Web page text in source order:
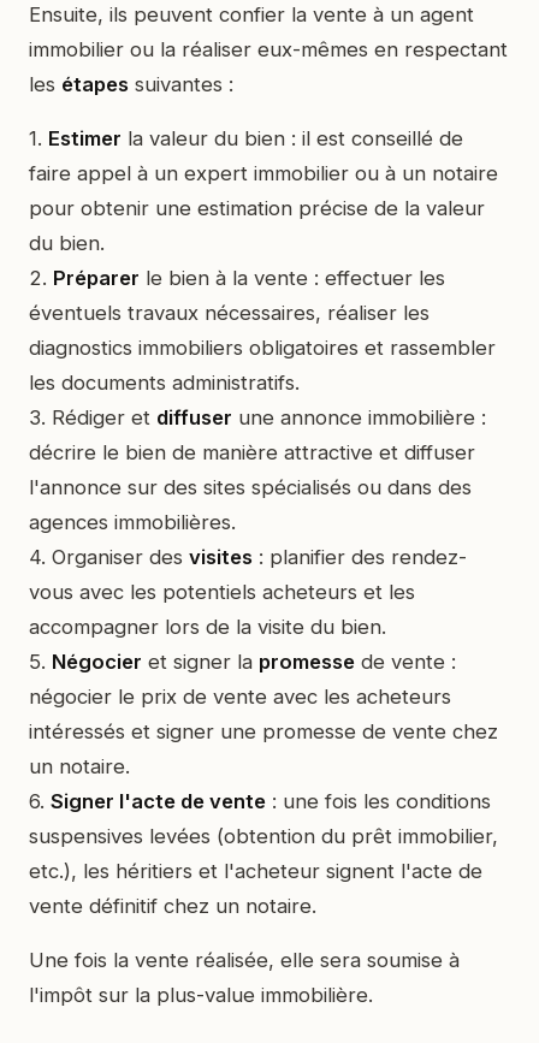
Ensuite, ils peuvent confier la vente à un agent
immobilier ou la réaliser eux-mêmes en respectant
les étapes suivantes :
1. Estimer la valeur du bien : il est conseillé de
faire appel à un expert immobilier ou à un notaire
pour obtenir une estimation précise de la valeur
du bien.
2. Préparer le bien à la vente : effectuer les
éventuels travaux nécessaires, réaliser les
diagnostics immobiliers obligatoires et rassembler
les documents administratifs.
3. Rédiger et diffuser une annonce immobilière :
décrire le bien de manière attractive et diffuser
l'annonce sur des sites spécialisés ou dans des
agences immobilières.
4. Organiser des visites : planifier des rendez-
vous avec les potentiels acheteurs et les
accompagner lors de la visite du bien.
5. Négocier et signer la promesse de vente :
négocier le prix de vente avec les acheteurs
intéressés et signer une promesse de vente chez
un notaire.
6. Signer l'acte de vente : une fois les conditions
suspensives levées (obtention du prêt immobilier,
etc.), les héritiers et l'acheteur signent l'acte de
vente définitif chez un notaire.
Une fois la vente réalisée, elle sera soumise à
l'impôt sur la plus-value immobilière.